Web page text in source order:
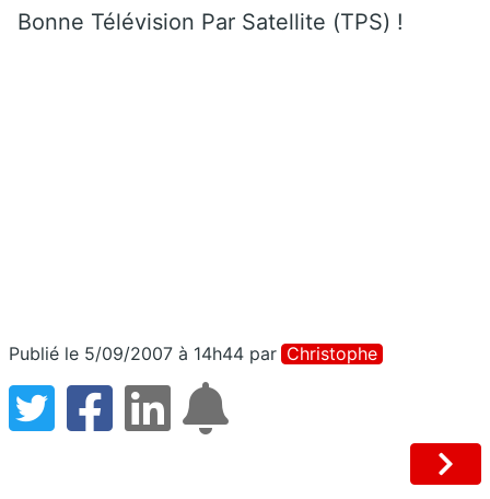
Bonne Télévision Par Satellite (TPS) !
Publié le 5/09/2007 à 14h44 par Christophe